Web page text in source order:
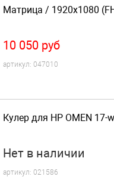
Матрица / 1920x1080
10 050 руб
артикул: 047010
Кулер для HP OMEN 17-
Нет в наличии
артикул: 021586